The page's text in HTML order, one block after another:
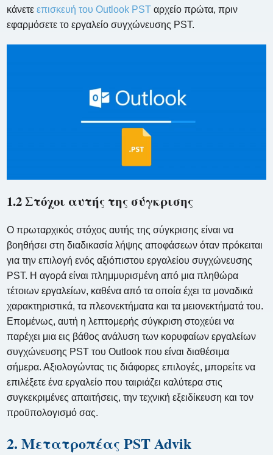
κάνετεεπισκευή του Outlook PST αρχείο πρώτα, πριν
εφαρμόσετε το εργαλείο συγχώνευσης PST.
1.2 Στόχοι αυτής της σύγκρισης
Ο πρωταρχικός στόχος αυτής της σύγκρισης είναι να
βοηθήσει στη διαδικασία λήψης αποφάσεων όταν πρόκειται
για την επιλογή ενός αξιόπιστου εργαλείου συγχώνευσης
PST. Η αγορά είναι πλημμυρισμένη από μια πληθώρα
τέτοιων εργαλείων, καθένα από τα οποία έχει τα μοναδικά
χαρακτηριστικά, τα πλεονεκτήματα και τα μειονεκτήματά του.
Επομένως, αυτή η λεπτομερής σύγκριση στοχεύει να
παρέχει μια εις βάθος ανάλυση των κορυφαίων εργαλείων
συγχώνευσης PST του Outlook που είναι διαθέσιμα
σήμερα. Αξιολογώντας τις διάφορες επιλογές, μπορείτε να
επιλέξετε ένα εργαλείο που ταιριάζει καλύτερα στις
συγκεκριμένες απαιτήσεις, την τεχνική εξειδίκευση και τον
προϋπολογισμό σας.
2. Μετατροπέας PST Advik